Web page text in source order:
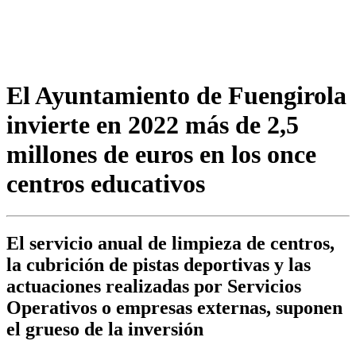
El Ayuntamiento de Fuengirola
invierte en 2022 más de 2,5
millones de euros en los once
centros educativos
El servicio anual de limpieza de centros,
la cubrición de pistas deportivas y las
actuaciones realizadas por Servicios
Operativos o empresas externas, suponen
el grueso de la inversión